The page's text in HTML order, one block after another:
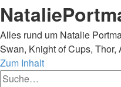
Alles rund um Natalie
Swan, Knight of Cups,
Zum Inhalt